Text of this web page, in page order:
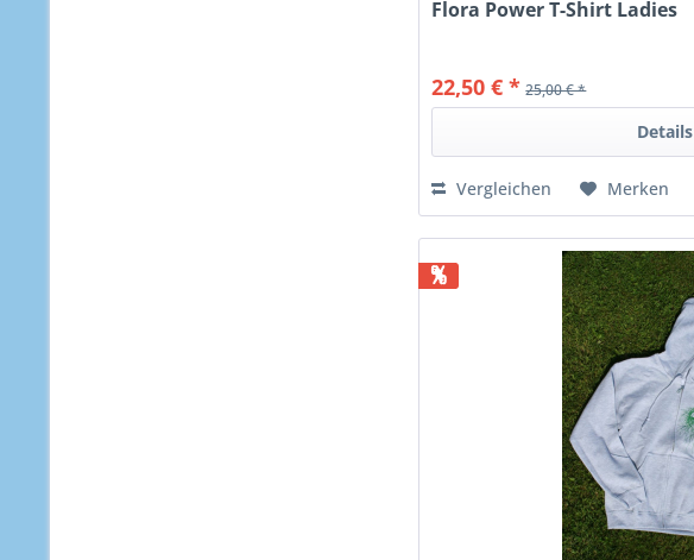
Flora Power T-Shirt Ladies
22,50 € * 25,00 € *
Details
Vergleichen Merken
%